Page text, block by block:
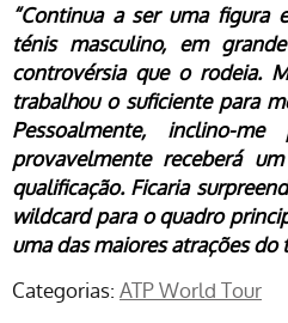
“Continua a ser uma figura
ténis masculino, em
controvérsia que o rodeia.
trabalhou o suficiente para
Pessoalmente, inclino-
provavelmente receberá
qualificação. Ficaria
wildcard para o quadro
uma das maiores atrações do
Categorias: ATP World Tour